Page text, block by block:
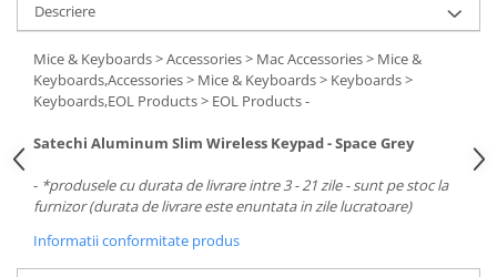
SSD
Hard Disc-uri
Carcase
Surse
Cooler
Servere & Componente
Componente Server
Descriere
Mice & Keyboards > Accessories > Mac Accessories > Mice &
Keyboards,Accessories > Mice & Keyboards > Keyboards >
Keyboards,EOL Products > EOL Products -
Satechi Aluminum Slim Wireless Keypad - Space Grey
- *produsele cu durata de livrare intre 3 - 21 zile - sunt pe stoc la
furnizor (durata de livrare este enuntata in zile lucratoare)
Informatii conformitate produs